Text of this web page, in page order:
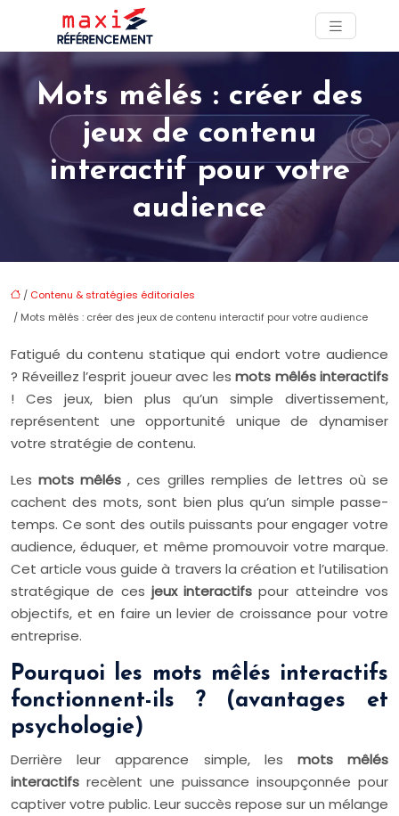
Mots mêlés : créer des
jeux de contenu
interactif pour votre
audience
/ Contenu & stratégies éditoriales
/ Mots mêlés : créer des jeux de contenu interactif pour votre audience
Fatigué du contenu statique qui endort votre audience
? Réveillez l’esprit joueur avec les mots mêlés interactifs
! Ces jeux, bien plus qu’un simple divertissement,
représentent une opportunité unique de dynamiser
votre stratégie de contenu.
Lesmots mêlés, ces grilles remplies de lettres où se
cachent des mots, sont bien plus qu’un simple passe-
temps. Ce sont des outils puissants pour engager votre
audience, éduquer, et même promouvoir votre marque.
Cet article vous guide à travers la création et l’utilisation
stratégique de ces jeux interactifspour atteindre vos
objectifs, et en faire un levier de croissance pour votre
entreprise.
Pourquoi les mots mêlés interactifs
fonctionnent-ils ? (avantages et
psychologie)
Derrière leur apparence simple, les mots mêlés
interactifs recèlent une puissance insoupçonnée pour
captiver votre public. Leur succès repose sur un mélange